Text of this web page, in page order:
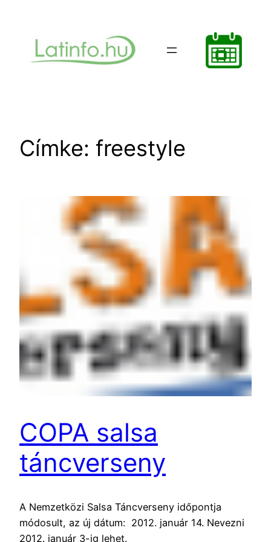
tartalomhoz
Címke: freestyle
COPA salsa
táncverseny
A Nemzetközi Salsa Táncverseny időpontja
módosult, az új dátum: 2012. január 14. Nevezni
2012. január 3-ig lehet.